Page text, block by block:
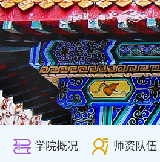
学院概况 师资队伍